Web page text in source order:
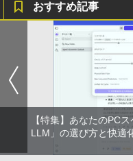
おすすめ記事
【特集】あなたのPC
LLM」の選び方と快適